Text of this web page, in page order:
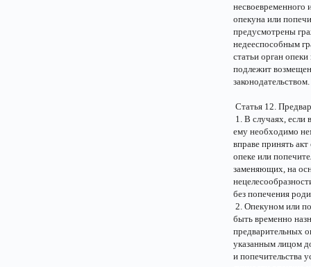
несвоевременного
опекуна или
предусмотрены
недееспособным
статьи орган
подлежит
законодательством.
Статья 12.
1. В случаях, если
ему необходимо
вправе принять
опеке или
заменяющих, на
без попечения
2. Опекуном или
быть временно
предварительных
указанным лицом
и попечительства